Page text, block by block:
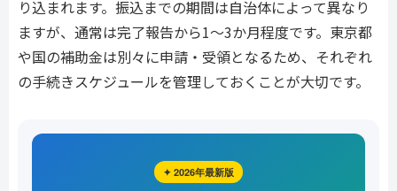
り込まれます。振込までの期間は自治体によって異なり
ますが、通常は完了報告から1〜3か月程度です。東京都
や国の補助金は別々に申請・受領となるため、それぞれ
の手続きスケジュールを管理しておくことが大切です。
✦ 2026年最新版